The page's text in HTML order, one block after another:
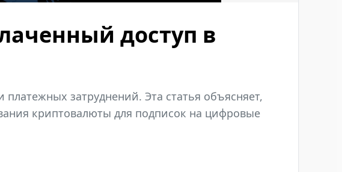
доступ в
затруднений. Эта статья объясняет,
криптовалюты для подписок на цифровые